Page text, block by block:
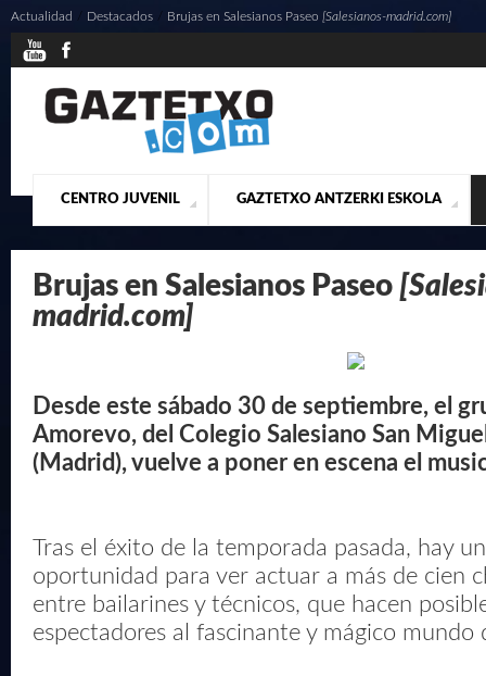
CENTRO JUVENIL
¿QUIENES SOMOS? ACTUALIDAD CONTACTO
GAZTETXO ANTZERKI ESKOLA
PRESENTACIÓN MUSICALES
Actualidad Destacados Brujas en Salesianos Paseo [Salesianos-madrid.com]
Brujas en Salesianos Paseo
madrid.com]
Desde este sábado 30 de septiembre, el
Amorevo, del Colegio Salesiano San
(Madrid), vuelve a poner en escena el
Tras el éxito de la temporada pasada, hay
oportunidad para ver actuar a más de cien
entre bailarines y técnicos, que hacen
espectadores al fascinante y mágico mundo